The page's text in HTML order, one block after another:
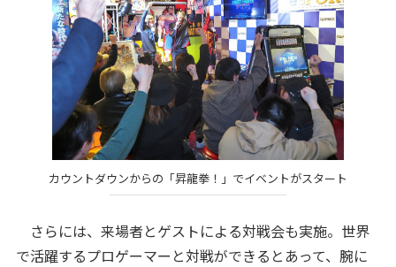
カウントダウンからの「昇龍拳！」でイベントがスタート
さらには、来場者とゲストによる対戦会も実施。世界
で活躍するプロゲーマーと対戦ができるとあって、腕に